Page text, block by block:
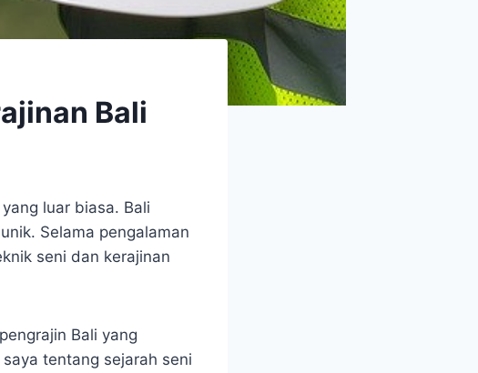
Bali
luar biasa. Bali
Selama pengalaman
seni dan kerajinan
Bali yang
tentang sejarah seni